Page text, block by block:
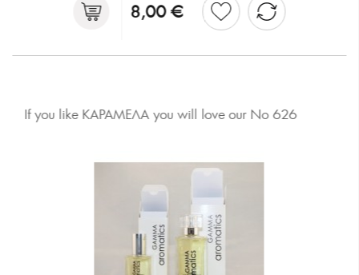
8,00 €
If you like ΚΑΡΑΜΕΛΑ you will love our No 626